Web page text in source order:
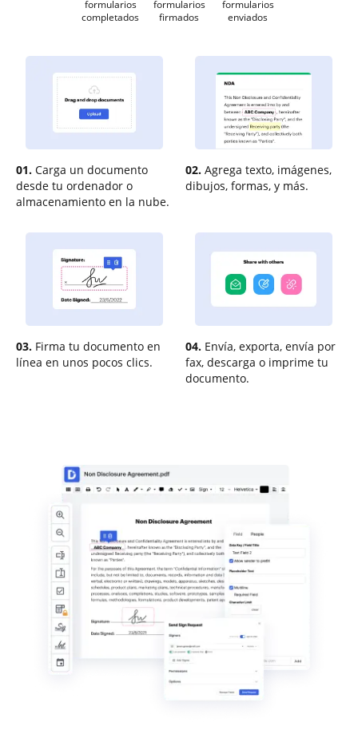
formularios
completados
formularios
firmados
formularios
enviados
01. Carga un documento
desde tu ordenador o
almacenamiento en la nube.
02. Agrega texto, imágenes,
dibujos, formas, y más.
03. Firma tu documento en
línea en unos pocos clics.
04. Envía, exporta, envía por
fax, descarga o imprime tu
documento.